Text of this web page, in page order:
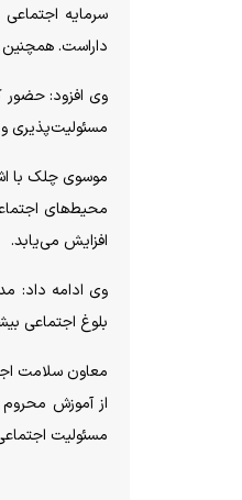
داراست. همچنین
وی افزود: حضور
مسئولیت‌پذیری و
موسوی چلک با
محیط‌های
افزایش می‌یابد.
وی ادامه داد:
بلوغ اجتماعی
معاون سلامت
از آموزش
مسئولیت